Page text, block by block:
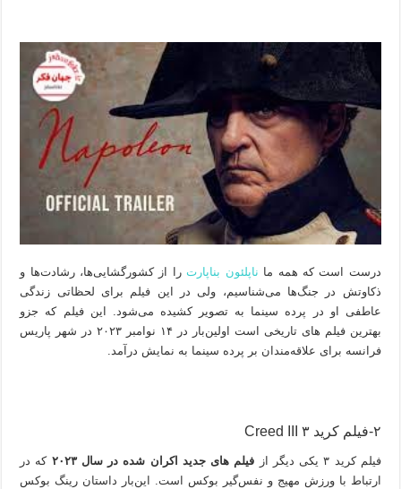
درست است که همه ما ناپلئون بناپارترا از کشورگشایی‌ها، رشادت‌ها و
ذکاوتش در جنگ‌ها می‌شناسیم، ولی در این فیلم برای لحظاتی زندگی
عاطفی او در پرده سینما به تصویر کشیده می‌شود. این فیلم که جزو
بهترین فیلم های تاریخی است اولین‌بار در ۱۴ نوامبر ۲۰۲۳ در شهر پاریس
فرانسه برای علاقه‌مندان بر پرده سینما به‌ نمایش درآمد.
۲-فیلم کرید ۳ Creed III
فیلم کرید ۳ یکی دیگر از فیلم های جدید اکران شده در سال ۲۰۲۳
که در
ارتباط با ورزش مهیج و نفس‌گیر بوکس است. این‌بار داستان رینگ بوکس